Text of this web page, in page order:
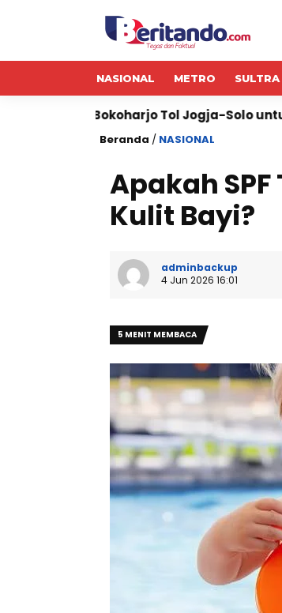
NASIONAL METRO SULTRA
Tol Jogja-Solo untuk Dukung
Beranda / NASIONAL
Apakah
Kulit Bayi?
adminbackup
4 Jun 2026 16:01
5 MENIT MEMBACA